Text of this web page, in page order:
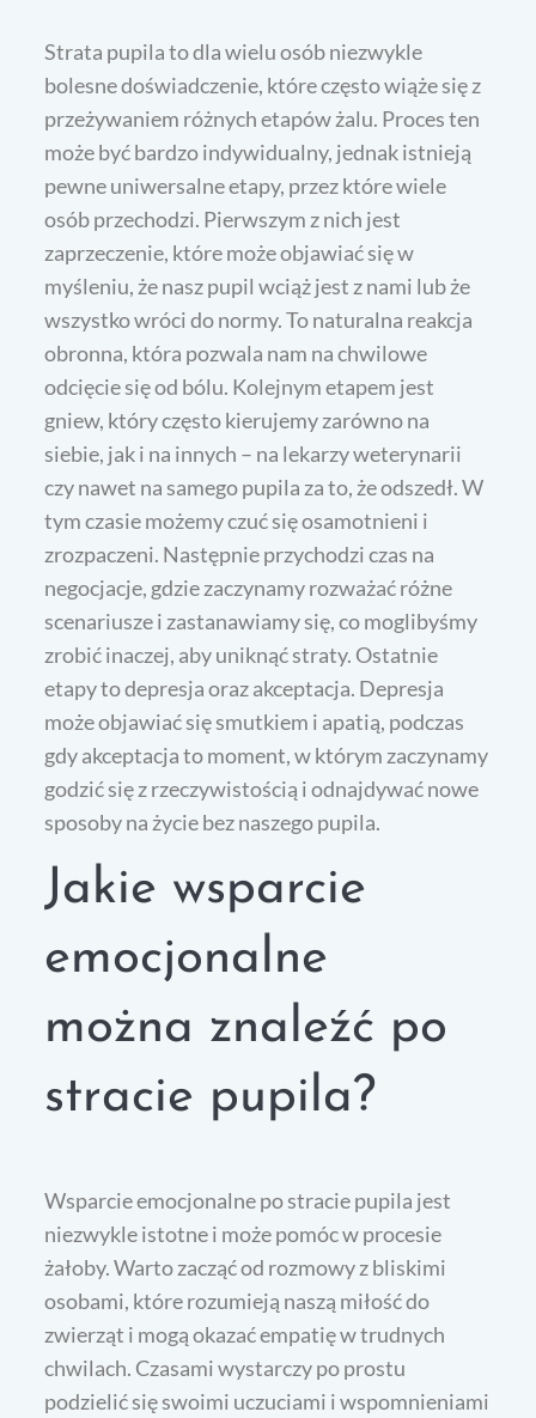
Strata pupila to dla wielu osób niezwykle
bolesne doświadczenie, które często wiąże się z
przeżywaniem różnych etapów żalu. Proces ten
może być bardzo indywidualny, jednak istnieją
pewne uniwersalne etapy, przez które wiele
osób przechodzi. Pierwszym z nich jest
zaprzeczenie, które może objawiać się w
myśleniu, że nasz pupil wciąż jest z nami lub że
wszystko wróci do normy. To naturalna reakcja
obronna, która pozwala nam na chwilowe
odcięcie się od bólu. Kolejnym etapem jest
gniew, który często kierujemy zarówno na
siebie, jak i na innych – na lekarzy weterynarii
czy nawet na samego pupila za to, że odszedł. W
tym czasie możemy czuć się osamotnieni i
zrozpaczeni. Następnie przychodzi czas na
negocjacje, gdzie zaczynamy rozważać różne
scenariusze i zastanawiamy się, co moglibyśmy
zrobić inaczej, aby uniknąć straty. Ostatnie
etapy to depresja oraz akceptacja. Depresja
może objawiać się smutkiem i apatią, podczas
gdy akceptacja to moment, w którym zaczynamy
godzić się z rzeczywistością i odnajdywać nowe
sposoby na życie bez naszego pupila.
Jakie wsparcie
emocjonalne
można znaleźć po
stracie pupila?
Wsparcie emocjonalne po stracie pupila jest
niezwykle istotne i może pomóc w procesie
żałoby. Warto zacząć od rozmowy z bliskimi
osobami, które rozumieją naszą miłość do
zwierząt i mogą okazać empatię w trudnych
chwilach. Czasami wystarczy po prostu
podzielić się swoimi uczuciami i wspomnieniami